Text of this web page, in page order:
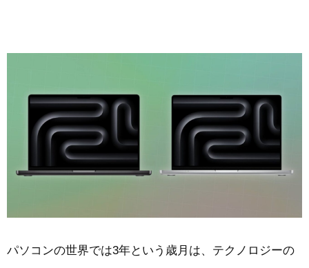
パソコンの世界では3年という歳月は、テクノロジーの